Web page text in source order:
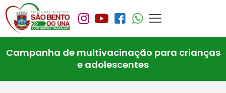
Campanha de multivacinação para crianças
e adolescentes